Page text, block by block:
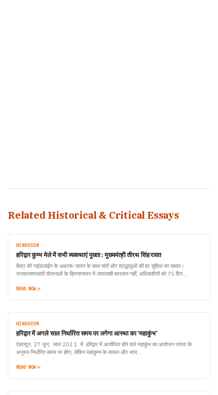
Related Historical & Critical Essays
HINDUISM
हरिद्वार कुम्भ मेले में सभी व्यवस्थाएं पुख्ता : मुख्यमंत्री तीरथ सिंह रावत
केंद्र की गाईडलाईन के अक्षरशः पालन के साथ संतों और श्रद्धालुओं की हर सुविधा का ख्याल।
जनकल्याणकारी योजनाओं के क्रियान्वयन में लापरवाही बरदाश्त नहीं, अधिकारियों को 75 दिन…
READ NOW
HINDUISM
हरिद्वार में अगले साल निर्धारित समय पर लगेगा आस्था का ‘महाकुंभ’
देहरादून, 27 जून; साल 202 1 में हरिद्वार में आयोजित होने वाले महाकुंभ का आयोजन परंपरा के
अनुरूप निर्धारित समय पर होगा, लेकिन महाकुम्भ के स्वरूप और स्तर…
READ NOW